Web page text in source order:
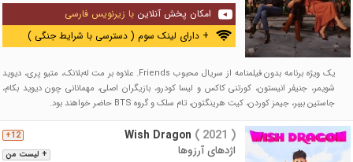
امکان پخش آنلاین با زیرنویس فارسی
+ دارای لینک سوم ( دسترسی با شرایط جنگی )
یک ویژه برنامه بدون فیلمنامه از سریال محبوب Friends. علاوه بر مت له‌بلانک، متیو پری، دیوید
شویمر، جنیفر انیستون، کورتنی کاکس و لیسا کودرو، بازیگران اصلی، مهمانانی چون دیوید بکام،
جاستین بیبر، جیمز کوردن، کیت هرینگتون، تام سلک و گروه BTS حاضر خواهند بود.
+ لیست من
12+ Wish Dragon ( 2021 )
اژدهای آرزوها